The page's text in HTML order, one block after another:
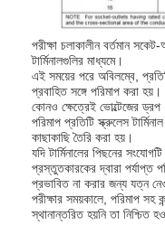
পরীক্ষা চলাকালীন বর্তমান
টার্মিনালগুলির মাধ্যমে।
এই সময়ের পরে অবিলম্বে,
প্রবাহিত সঙ্গে পরিমাপ করা হয়।
কোনও ক্ষেত্রেই ভোল্টেজের ড্রপ
পরিমাপ প্রতিটি স্ক্রুলেস
কাছাকাছি তৈরি করা হয়।
যদি টার্মিনালের পিছনের
প্রস্তুতকারকের দ্বারা পর্যাপ্ত
প্রভাবিত না করার জন্য যত্ন
পরীক্ষার সময়কালে, পরিমাপ সহ
স্থানান্তরিত হয়নি তা নিশ্চিত